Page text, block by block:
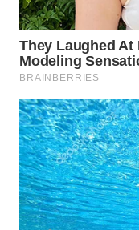
SIMALUNGUN
WN
LABUHANBATU
WN
TAPANULI
TENGAH
WN DELI
SERDANG